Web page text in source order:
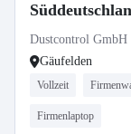
Key Account
Forschung
Dustcontrol GmbH
Gäufelden
Vollzeit
Firmenlaptop